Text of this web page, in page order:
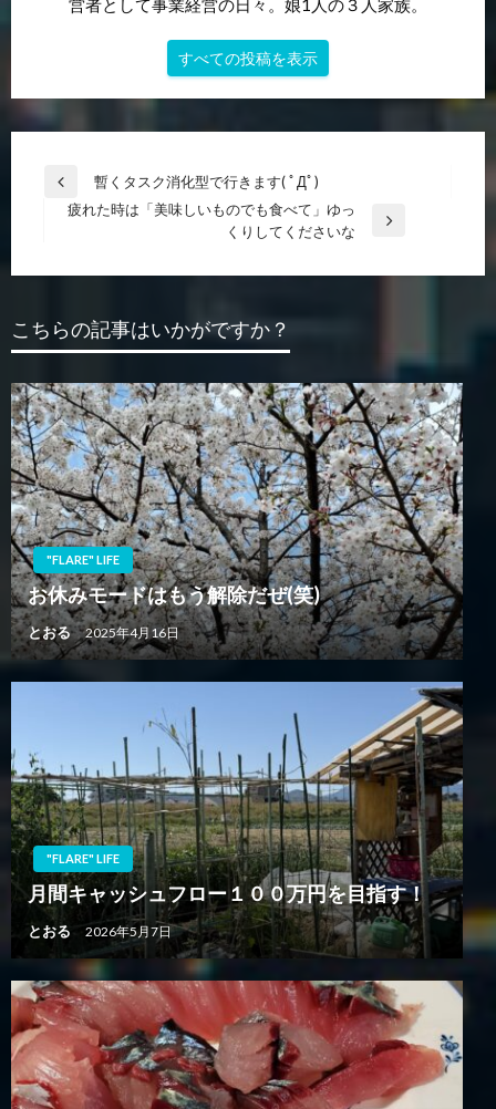
営者として事業経営の日々。娘1人の３人家族。
すべての投稿を表示
投
ビ
ー
ョ
ン
暫くタスク消化型で行きます( ﾟДﾟ)
投
疲れた時は「美味しいものでも食べて」ゆっ
くりしてくださいな
こちらの記事はいかがですか？
"FLARE" LIFE
お休みモードはもう解除だぜ(笑)
とおる 2025年4月16日
"FLARE" LIFE
月間キャッシュフロー１００万円を目指す！
とおる 2026年5月7日